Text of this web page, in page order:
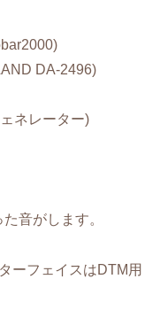
DA-2496)
ネレーター)
音がします。
ーフェイスはDTM用